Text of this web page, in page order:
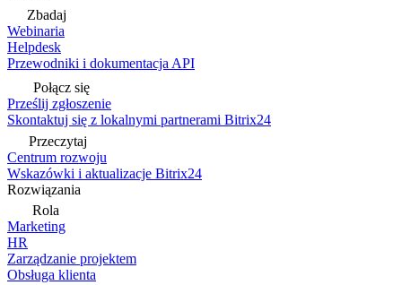
Zbadaj
Webinaria
Helpdesk
Przewodniki i dokumentacja API
Połącz się
Prześlij zgłoszenie
Skontaktuj się z lokalnymi partnerami Bitrix24
Przeczytaj
Centrum rozwoju
Wskazówki i aktualizacje Bitrix24
Rozwiązania
Rola
Marketing
HR
Zarządzanie projektem
Obsługa klienta